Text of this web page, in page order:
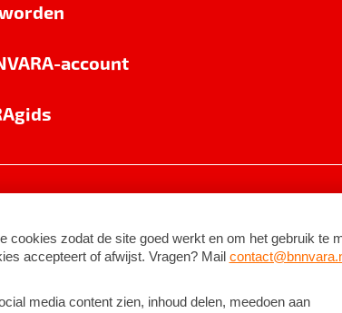
account
©2026BNNVARA